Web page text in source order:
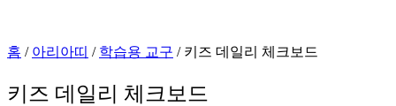
홈 / 아리아띠 / 학습용 교구 / 키즈 데일리 체크보드
키즈 데일리 체크보드